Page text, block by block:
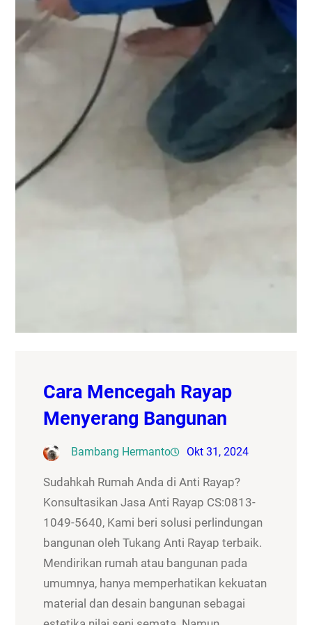
Cara Mencegah Rayap
Menyerang Bangunan
Bambang Hermanto Okt 31, 2024
Sudahkah Rumah Anda di Anti Rayap?
Konsultasikan Jasa Anti Rayap CS:0813-
1049-5640, Kami beri solusi perlindungan
bangunan oleh Tukang Anti Rayap terbaik.
Mendirikan rumah atau bangunan pada
umumnya, hanya memperhatikan kekuatan
material dan desain bangunan sebagai